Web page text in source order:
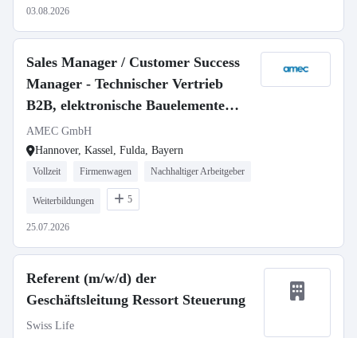
03.08.2026
Sales Manager / Customer Success
Manager - Technischer Vertrieb
B2B, elektronische Bauelemente
(m/w/d)
AMEC GmbH
Hannover, Kassel, Fulda, Bayern
Vollzeit Firmenwagen Nachhaltiger Arbeitgeber
Weiterbildungen 5
25.07.2026
Referent (m/w/d) der
Geschäftsleitung Ressort Steuerung
Swiss Life